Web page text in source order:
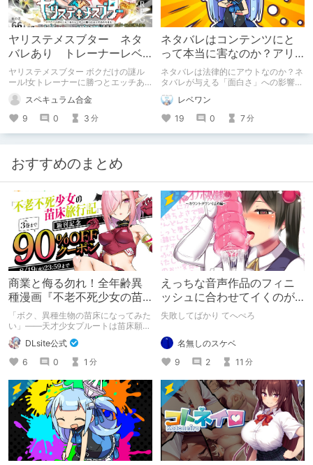
ヤリステメスブター ネタ
バレあり トレーナーレベ
ルアップ場所
ヤリステメスブター ボクだけの謎ル
ール!女トレーナーに勝つとエッチあ
たりまえのトレーナーレベルのアップ
場所をまとめたものです。攻略の参考
になれば幸いです。
スペキュラム合金
9
0 3 分
ネタバレはコンテンツにと
って本当に害なのか？アリ
ナシを一旦決着させてみ
た！※ネタバレあり
ネタバレは法律的にアウトなのか？ネ
タバレが与える「面白さ」への影響な
ど、まとめました。
レベワン
19
0 7分
おすすめのまとめ
商業と侮る勿れ！全年齢異
種漫画『不老不死少女の苗
床旅行記』新刊記念1～3巻
90%オフクーポン配布中✨
「ボク、異種生物の苗床になってみた
い」――天才少女プルートは苗床願望
を叶えるため、不老不死の体を手に入
れた！ 話題沸騰の全年齢苗床コミッ
クスの新刊が発売開始！ それを記念
して1～3巻まで90%OFFクーポン配
布いたします！ まだ本作品未体験の
皆さん、多分お好きです。ぜひお試し
ください。
DLsite公式
6
0 1 分
えっちな音声作品のフィニ
ッシュに合わせてイくのが
下手すぎる【失敗した話】
失敗してばかり てへぺろ
名無しのスケベ
9
2 11 分